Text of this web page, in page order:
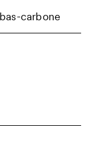
carbone